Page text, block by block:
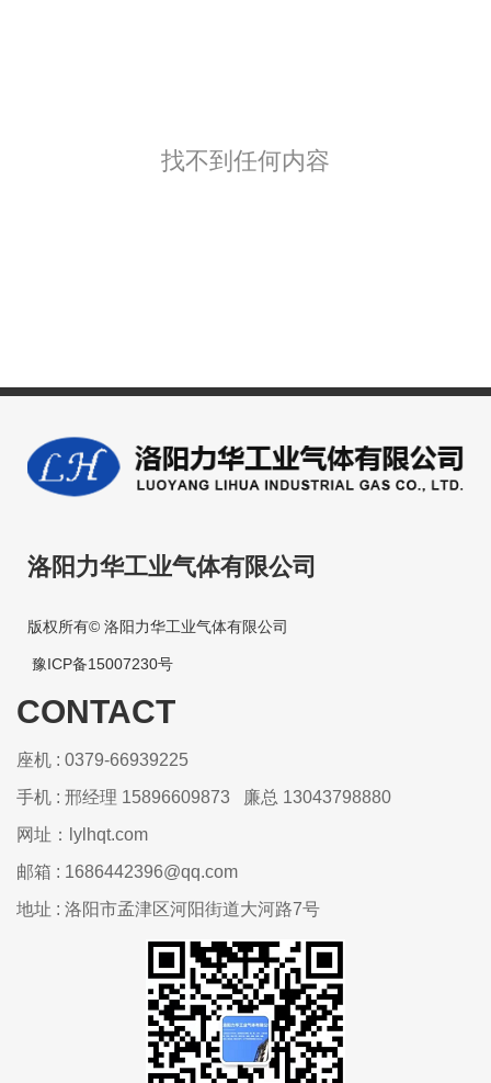
找不到任何内容
洛阳力华工业气体有限公司
版权所有© 洛阳力华工业气体有限公司
豫ICP备15007230号
CONTACT
座机 : 0379-66939225
手机 : 邢经理 15896609873 廉总 13043798880
网址：lylhqt.com
邮箱 : 1686442396@qq.com
地址 : 洛阳市孟津区河阳街道大河路7号